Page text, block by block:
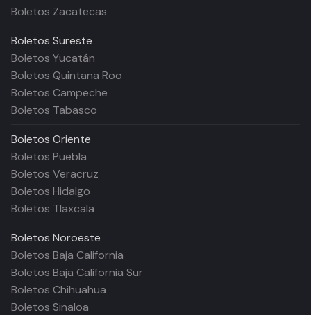
Boletos Zacatecas
Boletos Sureste
Boletos Yucatán
Boletos Quintana Roo
Boletos Campeche
Boletos Tabasco
Boletos Oriente
Boletos Puebla
Boletos Veracruz
Boletos Hidalgo
Boletos Tlaxcala
Boletos Noroeste
Boletos Baja California
Boletos Baja California Sur
Boletos Chihuahua
Boletos Sinaloa